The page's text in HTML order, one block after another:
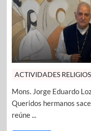
ACTIVIDADES
Mons. Jorge Eduardo
Queridos hermanos
reúne ...